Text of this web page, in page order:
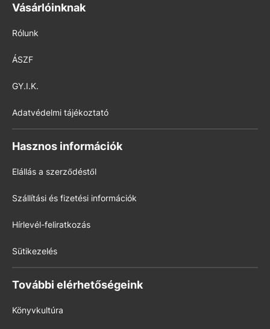
Vásárlóinknak
Rólunk
ÁSZF
GY.I.K.
Adatvédelmi tájékoztató
Hasznos információk
Elállás a szerződéstől
Szállítási és fizetési információk
Hírlevél-feliratkozás
Sütikezelés
További elérhetőségeink
Könyvkultúra